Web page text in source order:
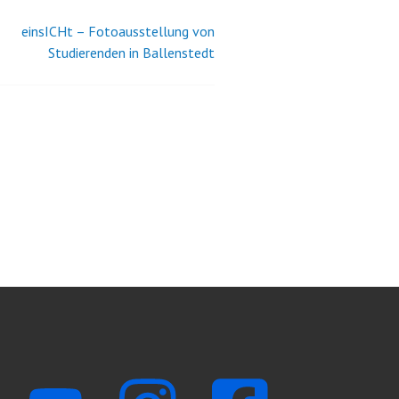
einsICHt – Fotoausstellung von
Studierenden in Ballenstedt